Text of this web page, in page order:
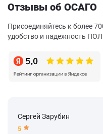
Отзывы об ОСАГО
Присоединяйтесь к более
удобство и надежность
Сергей Зарубин
5